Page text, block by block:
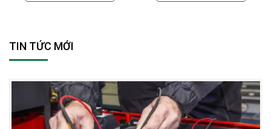
TIN TỨC MỚI